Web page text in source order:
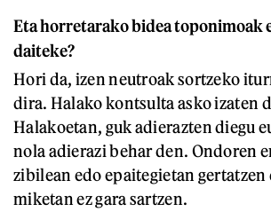
Eta horretarako bidea toponimoak
daiteke?
Hori da, izen neutroak sortzeko
dira. Halako kontsulta asko izaten
Halakoetan, guk adierazten diegu
nola adierazi behar den. Ondoren
zibilean edo epaitegietan
miketan ez gara sartzen.